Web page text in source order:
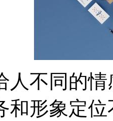
人不同的
和形象定